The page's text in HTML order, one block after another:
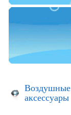
аксессуары